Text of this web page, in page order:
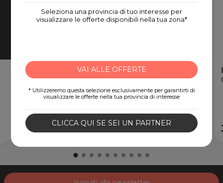
Seleziona una provincia di tuo interesse per
visualizzare le offerte disponibili nella tua zona*
VAI ALLE OFFERTE
* Utilizzeremo questa selezione esclusivamente per garantirti di
visualizzare le offerte nella tua provincia di interesse
CLICCA QUI SE SEI UN PARTNER
Nintendo eShop Card
Gift Card digitale
15,00€